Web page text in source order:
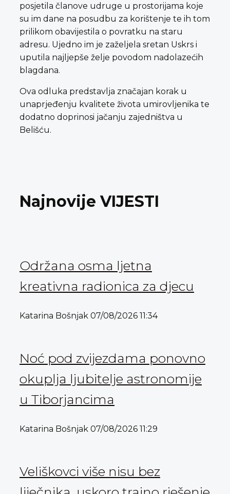
posjetila članove udruge u prostorijama koje
su im dane na posudbu za korištenje te ih tom
prilikom obavijestila o povratku na staru
adresu. Ujedno im je zaželjela sretan Uskrs i
uputila najljepše želje povodom nadolazećih
blagdana.
Ova odluka predstavlja značajan korak u
unaprjeđenju kvalitete života umirovljenika te
dodatno doprinosi jačanju zajedništva u
Belišću.
Najnovije VIJESTI
Održana osma ljetna
kreativna radionica za djecu
Katarina Bošnjak 07/08/2026 11:34
Noć pod zvijezdama ponovno
okuplja ljubitelje astronomije
u Tiborjancima
Katarina Bošnjak 07/08/2026 11:29
Veliškovci više nisu bez